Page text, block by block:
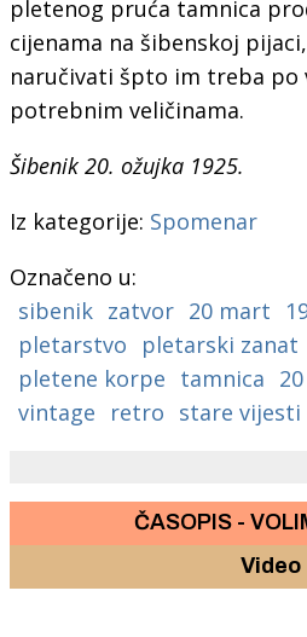
pletenog pruća tamnica
cijenama na šibenskoj
naručivati špto im treba po
potrebnim veličinama.
Šibenik 20. ožujka 1925.
Iz kategorije: Spomenar
Označeno u:
sibenik zatvor 20 mart
pletarstvo
pletarski zanat
pletene korpe tamnica
vintage
retro stare vijesti
ČASOPIS -
Video